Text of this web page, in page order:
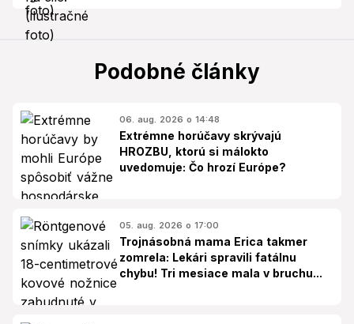
Podobné články
06. aug. 2026 o 14:48
Extrémne horúčavy skrývajú
HROZBU, ktorú si málokto
uvedomuje: Čo hrozí Európe?
05. aug. 2026 o 17:00
Trojnásobná mama Erica takmer
zomrela: Lekári spravili fatálnu
chybu! Tri mesiace mala v bruchu...